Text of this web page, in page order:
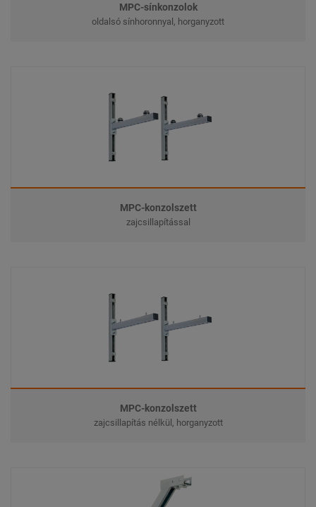
MPC-sínkonzolok
oldalsó sínhoronnyal, horganyzott
MPC-konzolszett
zajcsillapítással
MPC-konzolszett
zajcsillapítás nélkül, horganyzott